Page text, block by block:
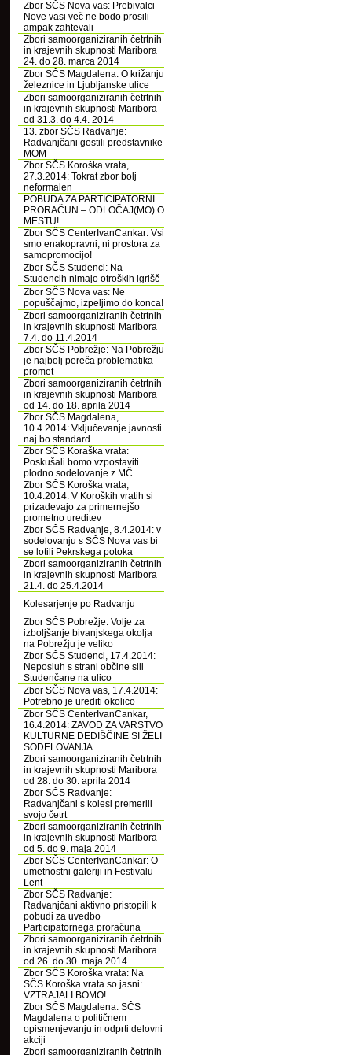
Zbor SČS Nova vas: Prebivalci
Nove vasi več ne bodo prosili
ampak zahtevali
Zbori samoorganiziranih četrtnih
in krajevnih skupnosti Maribora
24. do 28. marca 2014
Zbor SČS Magdalena: O križanju
železnice in Ljubljanske ulice
Zbori samoorganiziranih četrtnih
in krajevnih skupnosti Maribora
od 31.3. do 4.4. 2014
13. zbor SČS Radvanje:
Radvanjčani gostili predstavnike
MOM
Zbor SČS Koroška vrata,
27.3.2014: Tokrat zbor bolj
neformalen
POBUDA ZA PARTICIPATORNI
PRORAČUN – ODLOČAJ(MO) O
MESTU!
Zbor SČS CenterIvanCankar: Vsi
smo enakopravni, ni prostora za
samopromocijo!
Zbor SČS Studenci: Na
Studencih nimajo otroških igrišč
Zbor SČS Nova vas: Ne
popuščajmo, izpeljimo do konca!
Zbori samoorganiziranih četrtnih
in krajevnih skupnosti Maribora
7.4. do 11.4.2014
Zbor SČS Pobrežje: Na Pobrežju
je najbolj pereča problematika
promet
Zbori samoorganiziranih četrtnih
in krajevnih skupnosti Maribora
od 14. do 18. aprila 2014
Zbor SČS Magdalena,
10.4.2014: Vključevanje javnosti
naj bo standard
Zbor SČS Koraška vrata:
Poskušali bomo vzpostaviti
plodno sodelovanje z MČ
Zbor SČS Koroška vrata,
10.4.2014: V Koroških vratih si
prizadevajo za primernejšo
prometno ureditev
Zbor SČS Radvanje, 8.4.2014: v
sodelovanju s SČS Nova vas bi
se lotili Pekrskega potoka
Zbori samoorganiziranih četrtnih
in krajevnih skupnosti Maribora
21.4. do 25.4.2014
Kolesarjenje po Radvanju
Zbor SČS Pobrežje: Volje za
izboljšanje bivanjskega okolja
na Pobrežju je veliko
Zbor SČS Studenci, 17.4.2014:
Neposluh s strani občine sili
Studenčane na ulico
Zbor SČS Nova vas, 17.4.2014:
Potrebno je urediti okolico
Zbor SČS CenterIvanCankar,
16.4.2014: ZAVOD ZA VARSTVO
KULTURNE DEDIŠČINE SI ŽELI
SODELOVANJA
Zbori samoorganiziranih četrtnih
in krajevnih skupnosti Maribora
od 28. do 30. aprila 2014
Zbor SČS Radvanje:
Radvanjčani s kolesi premerili
svojo četrt
Zbori samoorganiziranih četrtnih
in krajevnih skupnosti Maribora
od 5. do 9. maja 2014
Zbor SČS CenterIvanCankar: O
umetnostni galeriji in Festivalu
Lent
Zbor SČS Radvanje:
Radvanjčani aktivno pristopili k
pobudi za uvedbo
Participatornega proračuna
Zbori samoorganiziranih četrtnih
in krajevnih skupnosti Maribora
od 26. do 30. maja 2014
Zbor SČS Koroška vrata: Na
SČS Koroška vrata so jasni:
VZTRAJALI BOMO!
Zbor SČS Magdalena: SČS
Magdalena o političnem
opismenjevanju in odprti delovni
akciji
Zbori samoorganiziranih četrtnih